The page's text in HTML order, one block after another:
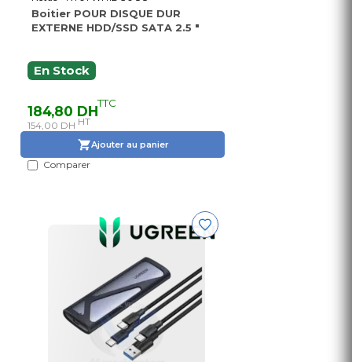
Boitier POUR DISQUE DUR
EXTERNE HDD/SSD SATA 2.5 "
En Stock
184,80 DHTTC
154,00 DH HT
Ajouter au panier
Comparer